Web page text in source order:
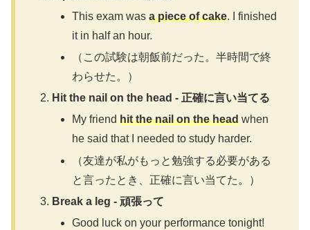
This exam wasa piece of cake. I finished
it in half an hour.
（この試験は朝飯前だった。半時間で終
わらせた。）
Hit the nail on the head - 正確に言い当てる
My friendhit the nail on the head when
he said that I needed to study harder.
（友達が私がもっと勉強する必要がある
と言ったとき、正確に言い当てた。）
Break a leg - 頑張って
Good luck on your performance tonight!